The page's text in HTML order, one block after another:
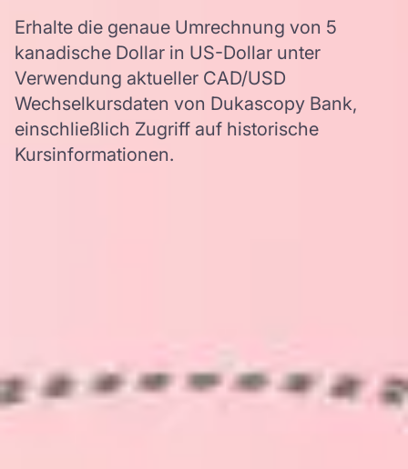
Erhalte die genaue Umrechnung von 5
kanadische Dollar in US-Dollar unter
Verwendung aktueller CAD/USD
Wechselkursdaten von Dukascopy Bank,
einschließlich Zugriff auf historische
Kursinformationen.